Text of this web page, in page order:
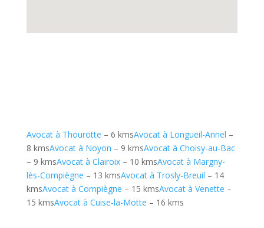
Avocat à Thourotte – 6 kmsAvocat à Longueil-Annel –
8 kmsAvocat à Noyon – 9 kmsAvocat à Choisy-au-Bac
– 9 kmsAvocat à Clairoix– 10 kmsAvocat à Margny-
lès-Compiègne – 13 kmsAvocat à Trosly-Breuil – 14
kmsAvocat à Compiègne – 15 kmsAvocat à Venette –
15 kmsAvocat à Cuise-la-Motte – 16 kms